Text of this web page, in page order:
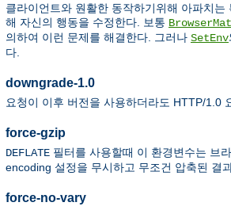
클라이언트와 원활한 동작하기위해 아파치는
해 자신의 행동을 수정한다. 보통
의하여 이런 문제를 해결한다. 그러나 SetEnv
다.
downgrade-1.0
요청이 이후 버전을 사용하더라도 HTTP/1.0
force-gzip
DEFLATE 필터를 사용할때 이 환경변수는 브
encoding 설정을 무시하고 무조건 압축된 결
force-no-vary